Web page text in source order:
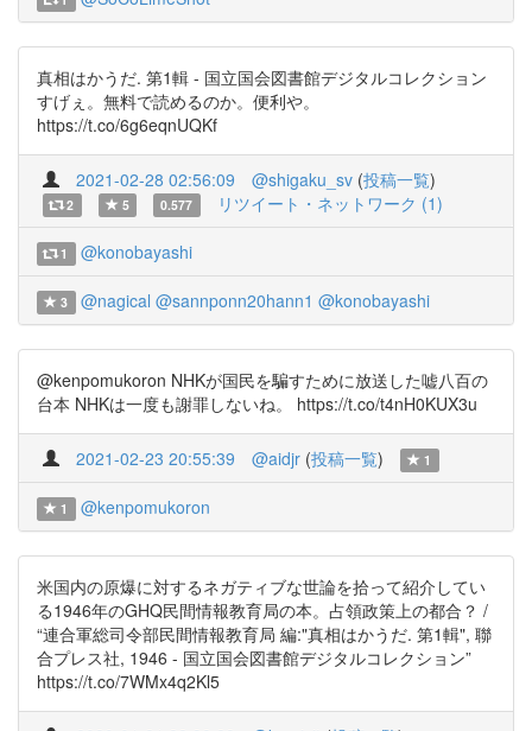
真相はかうだ. 第1輯 - 国立国会図書館デジタルコレクション
すげぇ。無料で読めるのか。便利や。
https://t.co/6g6eqnUQKf
2021-02-28 02:56:09 @shigaku_sv (投稿一覧)
2 5 0.577 リツイート・ネットワーク (1)
1 @konobayashi
3 @nagical @sannponn20hann1 @konobayashi
@kenpomukoron NHKが国民を騙すために放送した嘘八百の
台本 NHKは一度も謝罪しないね。 https://t.co/t4nH0KUX3u
2021-02-23 20:55:39 @aidjr (投稿一覧) 1
1 @kenpomukoron
米国内の原爆に対するネガティブな世論を拾って紹介してい
る1946年のGHQ民間情報教育局の本。占領政策上の都合？ /
“連合軍総司令部民間情報教育局 編:"真相はかうだ. 第1輯", 聯
合プレス社, 1946 - 国立国会図書館デジタルコレクション”
https://t.co/7WMx4q2Kl5